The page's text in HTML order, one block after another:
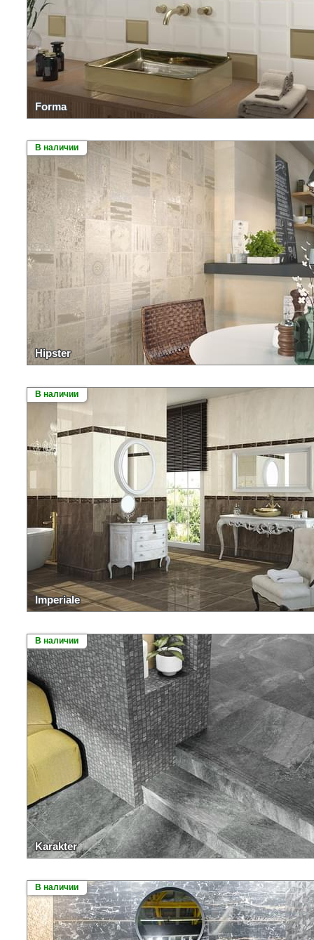
Forma
В наличии
Hipster
В наличии
Imperiale
В наличии
Karakter
В наличии